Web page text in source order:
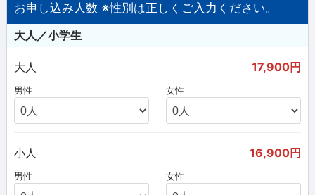
お申し込み人数 ※性別は正しくご入力ください。
大人／小学生
大人 17,900円
男性 女性
小人 16,900円
男性 女性